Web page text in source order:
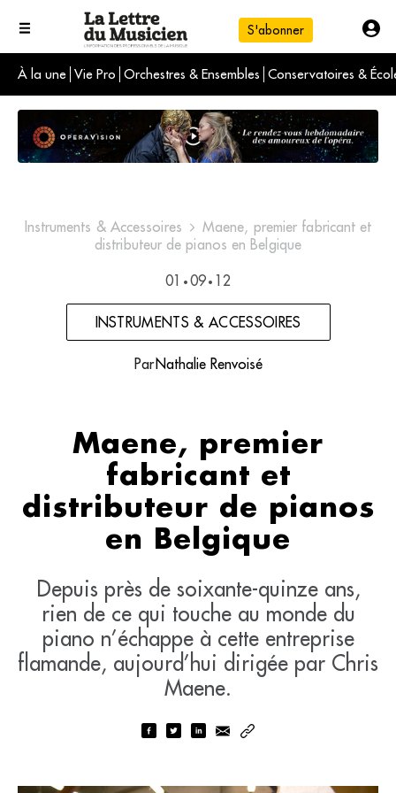
S'abonner
À la une Vie Pro Orchestres & Ensembles Conservatoires &
L'info du jour
Le numéro du mois
International
Instruments & Accessoires
Maene, premier fabricant et
distributeur de pianos en Belgique
01 • 09 • 12
INSTRUMENTS & ACCESSOIRES
ParNathalie Renvoisé
Maene, premier
fabricant et
distributeur de pianos
en Belgique
Depuis près de soixante-quinze ans,
rien de ce qui touche au monde du
piano n’échappe à cette entreprise
flamande, aujourd’hui dirigée par Chris
Maene.